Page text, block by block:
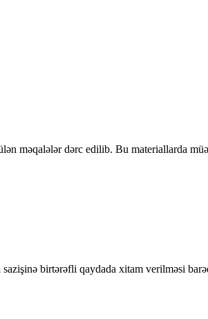
məqalələr dərc edilib. Bu materiallarda
birtərəfli qaydada xitam verilməsi